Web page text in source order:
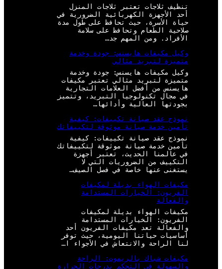
تنظيف ثلاجات تعتبر ثلاجات المنزل
أحد الأجهزة الكهربائية الضرورية في
حياة الأسرة، حيث تحافظ على طول مدة
صلاحية الطعام وتحافظ على سلامة
الأفراد. ومن المهم جد…
وكيل مكيفات هايسنس: جودة وخدمة
متميزة لتبريد مثالي
وكيل مكيفات هايسنس: جودة وخدمة
متميزة لتبريد مثالي تعتبر مكيفات
هايسنس من أفضل العلامات التجارية
في مجال تكنولوجيا التبريد، وتتميز
بجودتها العالية وأدائها…
نموذج عقد صيانة تكييفات: كيفية
تأمين خدمة صيانة موثوقة لتكييفاتك
نموذج عقد صيانة تكييفات: كيفية
تأمين خدمة صيانة موثوقة لتكييفاتك
في عالمنا الحديث، تعتبر أجهزة
التكييف من الضروريات التي لا
يستغنى عنها خاصة في فصل الصيف…
مكيفات الهواء بديلة لمكيفات
الفريون: الخيارات المستدامة
والفعالة
مكيفات الهواء بديلة لمكيفات
الفريون: الخيارات المستدامة
والفعالة تعد مكيفات الفريون أحد
أساسيات حياتنا اليومية، حيث توفر
لنا الراحة والانتعاش في الأجواء ا…
مكيفات شباك بالريموت: الراحة
والسهولة في التحكم بدرجات الحرارة